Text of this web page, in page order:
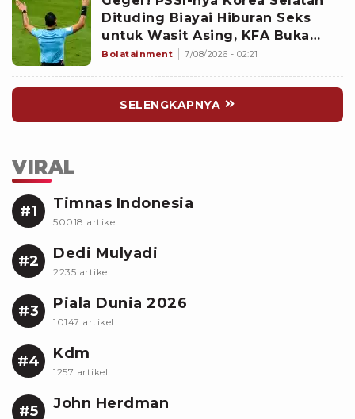
Dituding Biayai Hiburan Seks
untuk Wasit Asing, KFA Buka
Suara
Bolatainment 7/08/2026 - 02:21
SELENGKAPNYA
VIRAL
#1 Timnas Indonesia
50018 artikel
#2 Dedi Mulyadi
2235 artikel
#3 Piala Dunia 2026
10147 artikel
#4 Kdm
1257 artikel
#5 John Herdman